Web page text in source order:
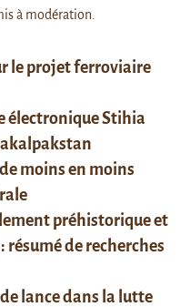
le projet ferroviaire
électronique Stihia
moins en moins
préhistorique et
résumé de recherches
lance dans la lutte
à modération.